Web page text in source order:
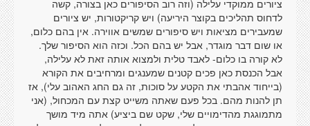
ציורים ממוקדי עלילה (וזה רוב הסיפורים כאן בצורה, קשה
לדחוס תהליכים בקוצר היריעה) ויש קריקטורות, יש ציורים
שמעבירים מציאות ויש סיפורים שמשים אווירה. אין בהם כלום,
או שום דבר מוגדר, אבל יש בהם הכל. וכזה הוא הסיפור שלך.
לא קורה בו כלום- לאבד טלית ולמצוא אותה זאת לא עלילה,
אבל הכנסת כאן פכים קטנים שמענגים ומרחיבים את הקורא
(בייחוד אהבתי את הקטע על סוכות, זה גם החג האהוב עלי), אז
תן להנות מהם. בכל פעם שאתה משייט קצת עם המכחול, (אני
מתמוגגת מהדימויים שלי, שקט שם ביציע) אתה מיד מושך